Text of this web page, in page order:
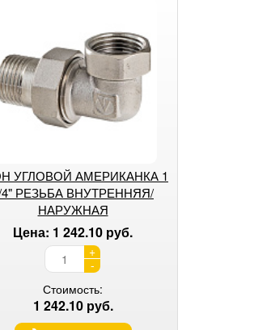
УГЛОВОЙ АМЕРИКАНКА 1
4" РЕЗЬБА ВНУТРЕННЯЯ/
НАРУЖНАЯ
Цена: 1 242.10 руб.
+
-
Стоимость:
1 242.10 руб.